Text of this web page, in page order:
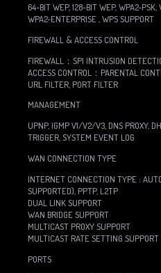
64-BIT WEP, 128-BIT WEP, WPA2-PSK,
WPA2-ENTERPRISE , WPS SUPPORT
FIREWALL & ACCESS CONTROL
FIREWALL：SPI INTRUSION
ACCESS CONTROL：PARENTAL
URL FILTER, PORT FILTER
MANAGEMENT
UPNP, IGMP V1/V2/V3, DNS PROXY,
TRIGGER, SYSTEM EVENT LOG
WAN CONNECTION TYPE
INTERNET CONNECTION TYPE :
SUPPORTED), PPTP, L2TP
DUAL LINK SUPPORT
WAN BRIDGE SUPPORT
MULTICAST PROXY SUPPORT
MULTICAST RATE SETTING SUPPORT
PORTS